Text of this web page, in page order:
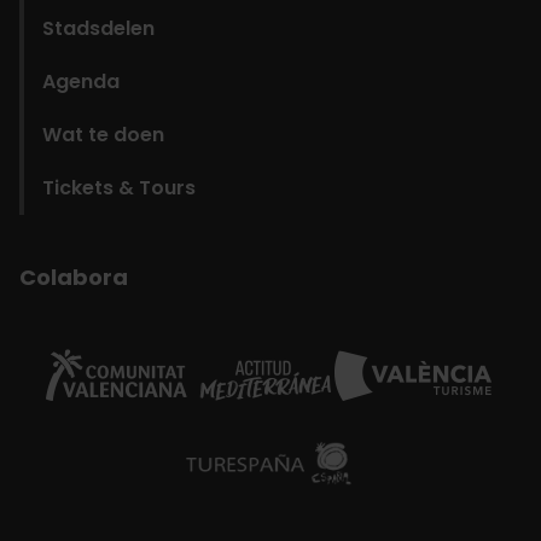
Stadsdelen
Agenda
Wat te doen
Tickets & Tours
Colabora